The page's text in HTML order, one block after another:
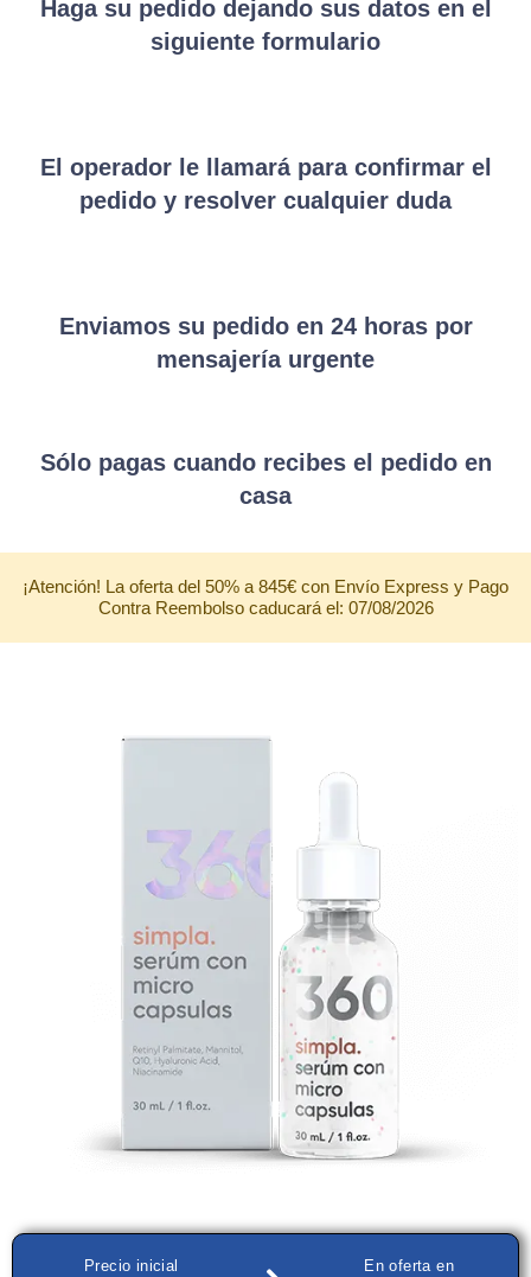
Haga su pedido dejando sus datos en el
siguiente formulario
El operador le llamará para confirmar el
pedido y resolver cualquier duda
Enviamos su pedido en 24 horas por
mensajería urgente
Sólo pagas cuando recibes el pedido en
casa
¡Atención! La oferta del 50% a 845€ con Envío Express y Pago
Contra Reembolso caducará el: 07/08/2026
Precio inicial En oferta en